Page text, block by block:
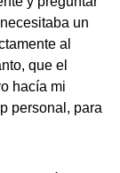
un
al
que el
hacía mi
personal, para